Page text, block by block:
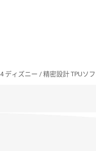
ディズニー / 精密設計 TPUソ